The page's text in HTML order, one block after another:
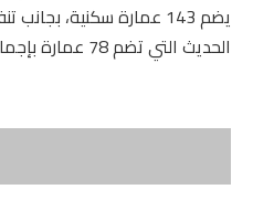
يضم 143 عمارة سكنية،
الحديث التي تضم 78 عمارة بإجمالي 1,872 وحدة سكنية.